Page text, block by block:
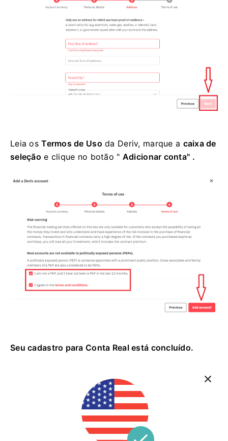
Leia osTermos de Uso da Deriv, marque a caixa de
seleção e clique no botão " Adicionar conta" .
Seu cadastro para Conta Real está concluído.